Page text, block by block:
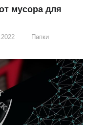
мусора для
Папки